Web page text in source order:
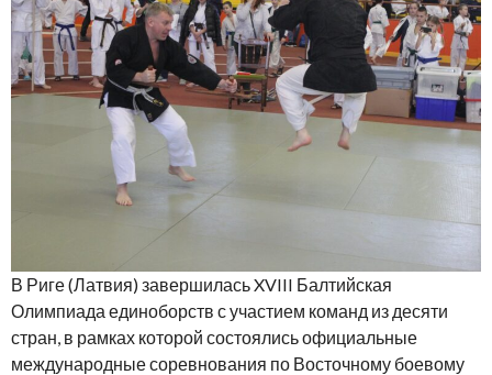
В Риге (Латвия) завершилась XVIII Балтийская
Олимпиада единоборств с участием команд из десяти
стран, в рамках которой состоялись официальные
международные соревнования по Восточному боевому